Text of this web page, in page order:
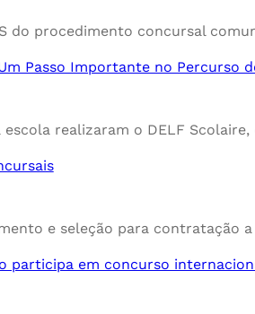
do procedimento concursal
Passo Importante no Percurso
realizaram o DELF
e seleção para contratação
participa em concurso